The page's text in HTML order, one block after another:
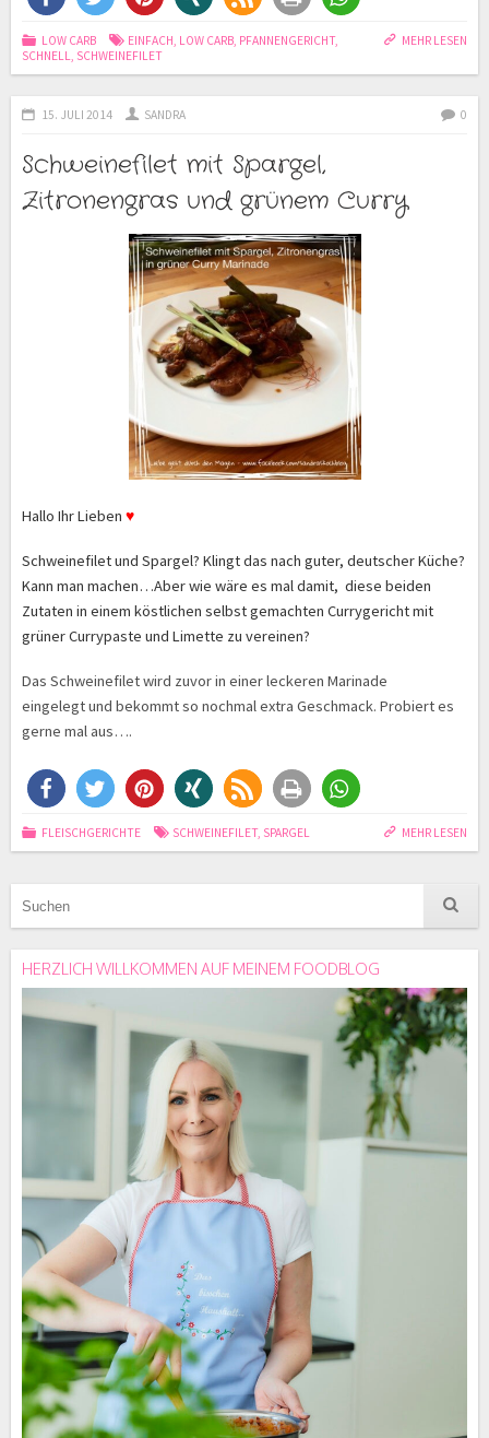
MEHR LESEN
LOW CARB EINFACH, LOW CARB, PFANNENGERICHT,
SCHNELL, SCHWEINEFILET
15. JULI 2014 SANDRA 0
Schweinefilet mit Spargel,
Zitronengras und grünem Curry
Hallo Ihr Lieben ♥
Schweinefilet und Spargel? Klingt das nach guter, deutscher Küche?
Kann man machen…Aber wie wäre es mal damit, diese beiden
Zutaten in einem köstlichen selbst gemachten Currygericht mit
grüner Currypaste und Limette zu vereinen?
Das Schweinefilet wird zuvor in einer leckeren Marinade
eingelegt und bekommt so nochmal extra Geschmack. Probiert es
gerne mal aus….
MEHR LESEN
FLEISCHGERICHTE SCHWEINEFILET, SPARGEL
HERZLICH WILLKOMMEN AUF MEINEM FOODBLOG